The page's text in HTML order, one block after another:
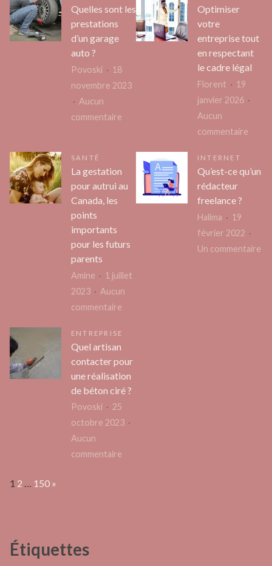
vérifier
de
sa
Quelles sont les
prestations
d’un garage
auto ?
Povoski
18
novembre 2023
Aucun
commentaire
prestations
?
Optimiser
votre
entreprise tout
en respectant
le cadre légal
Florent
19
janvier 2026
Aucun
commentaire
SANTÉ
La gestation
pour autrui au
Canada, les
points
importants
pour les futurs
parents
Amine
1 juillet
2023
Aucun
commentaire
au
les
INTERNET
Qu’est-ce qu’un
rédacteur
freelance ?
Halima
19
février 2022
Un commentaire
ENTREPRISE
Quel artisan
contacter pour
une réalisation
de béton ciré ?
Povoski
25
octobre 2023
Aucun
commentaire
Page:
1 2 … 150 Next
»
Étiquettes